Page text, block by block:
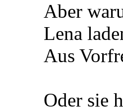
Aber
Lena
Aus
Oder sie